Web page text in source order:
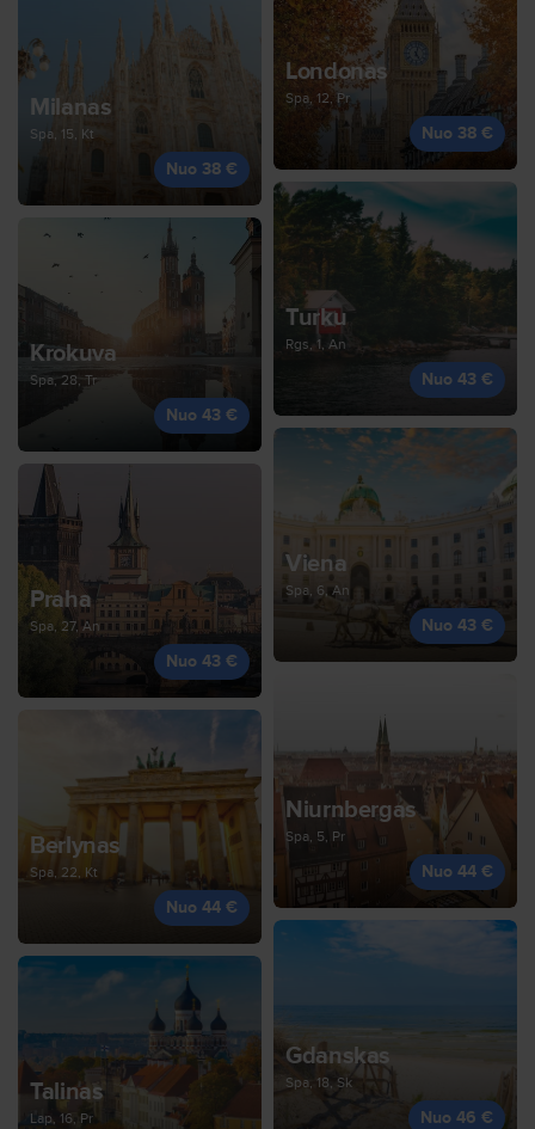
Milanas
Spa, 15, Kt
Nuo 38 €
Londonas
Spa, 12, Pr
Nuo 38 €
Krokuva
Spa, 28, Tr
Nuo 43 €
Turku
Rgs, 1, An
Nuo 43 €
Praha
Spa, 27, An
Nuo 43 €
Viena
Spa, 6, An
Nuo 43 €
Berlynas
Spa, 22, Kt
Nuo 44 €
Niurnbergas
Spa, 5, Pr
Nuo 44 €
Talinas
Lap, 16, Pr
Gdanskas
Spa, 18, Sk
Nuo 46 €